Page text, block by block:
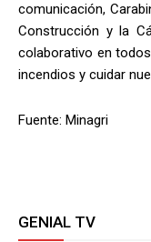
comunicación,
Construcción y la
colaborativo en
incendios y cuidar
Fuente: Minagri
GENIAL TV